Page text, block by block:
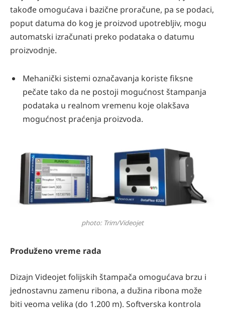
takođe omogućava i bazične proračune, pa se podaci,
poput datuma do kog je proizvod upotrebljiv, mogu
automatski izračunati preko podataka o datumu
proizvodnje.
Mehanički sistemi označavanja koriste fiksne
pečate tako da ne postoji mogućnost štampanja
podataka u realnom vremenu koje olakšava
mogućnost praćenja proizvoda.
photo: Trim/Videojet
Produženo vreme rada
Dizajn Videojet folijskih štampača omogućava brzu i
jednostavnu zamenu ribona, a dužina ribona može
biti veoma velika (do 1.200 m). Softverska kontrola